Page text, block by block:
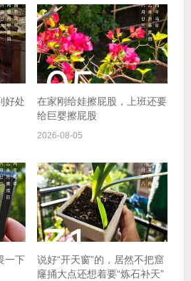
好处
在家刚给娃擦屁股，上班还要
给巨婴擦屁股
2026-08-05
一下
说好“开天窗”的，居然不把窟
窿捅大点还想着要“炼石补天”